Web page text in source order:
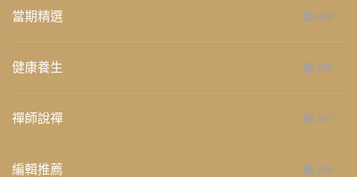
當期精選 658
健康養生 276
禪師說禪 267
編輯推薦 236